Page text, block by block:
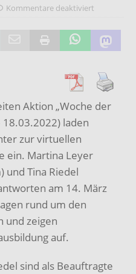
Kommentare deaktiviert
Aktion „Woche der
18.03.2022) laden
zur virtuellen
ein. Martina Leyer
und Tina Riedel
am 14. März
rund um den
und zeigen
auf.
sind als Beauftragte